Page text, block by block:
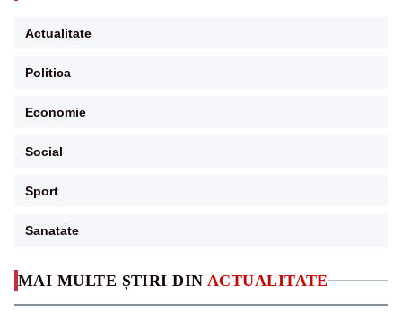
MAI MULTE ȘTIRI DIN ACTUALITATE
Actualitate
Politica
Economie
Social
Sport
Sanatate